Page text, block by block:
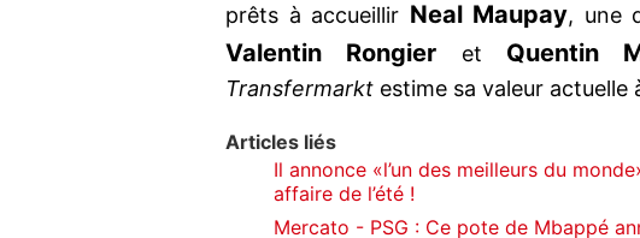
prêts à accueillir Neal Maupay, une
Valentin Rongier et Quentin
Transfermarkt estime sa valeur actuelle
Articles liés
Il annonce «l’un des meilleurs du
affaire de l’été !
Mercato - PSG : Ce pote de Mbappé